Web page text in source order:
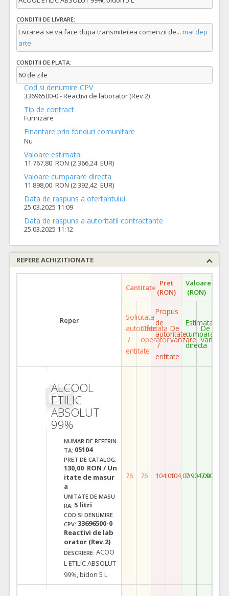
CONDITII DE LIVRARE:
Livrarea se va face dupa transmiterea comenzii de... mai dep
arte
CONDITII DE PLATA:
60 de zile
Cod si denumire CPV
33696500-0 - Reactivi de laborator (Rev.2)
Tip de contract
Furnizare
Finantare prin fonduri comunitare
Nu
Valoare estimata
11.767,80 RON (2.366,24 EUR)
Valoare cumparare directa
11.898,00 RON (2.392,42 EUR)
Data de raspuns a ofertantului
25.03.2025 11:09
Data de raspuns a autoritatii contractante
25.03.2025 11:12
REPERE ACHIZITIONATE
Reper
Cantitate Pret
(RON)
Valoare
(RON)
Solicitata
autoritate
/
entitate
Ofertata
operator
Propus
de
autoritate
/
entitate
De
vanzare
Estimata
cumparare
directa
De
vanzare
ALCOOL
ETILIC
ABSOLUT
99%
NUMAR DE REFERIN
TA: 05104
PRET DE CATALOG:
130,00 RON / Un
itate de masur
a
UNITATE DE MASU
RA: 5 litri
COD SI DENUMIRE
CPV: 33696500-0
Reactivi de lab
orator (Rev.2)
DESCRIERE: ACOO
L ETILIC ABSOLUT
99%, bidon 5 L
76 76 104,00104,007.904,007.904,00